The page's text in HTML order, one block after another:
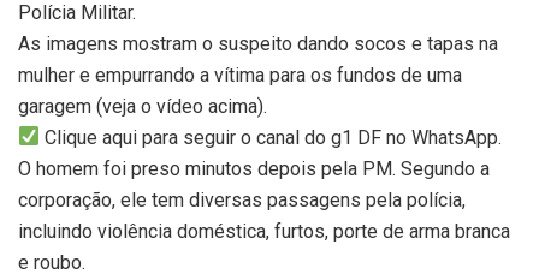
Polícia Militar.
As imagens mostram o suspeito dando socos e tapas na
mulher e empurrando a vítima para os fundos de uma
garagem (veja o vídeo acima).
Clique aqui para seguir o canal do g1 DF no WhatsApp.
O homem foi preso minutos depois pela PM. Segundo a
corporação, ele tem diversas passagens pela polícia,
incluindo violência doméstica, furtos, porte de arma branca
e roubo.